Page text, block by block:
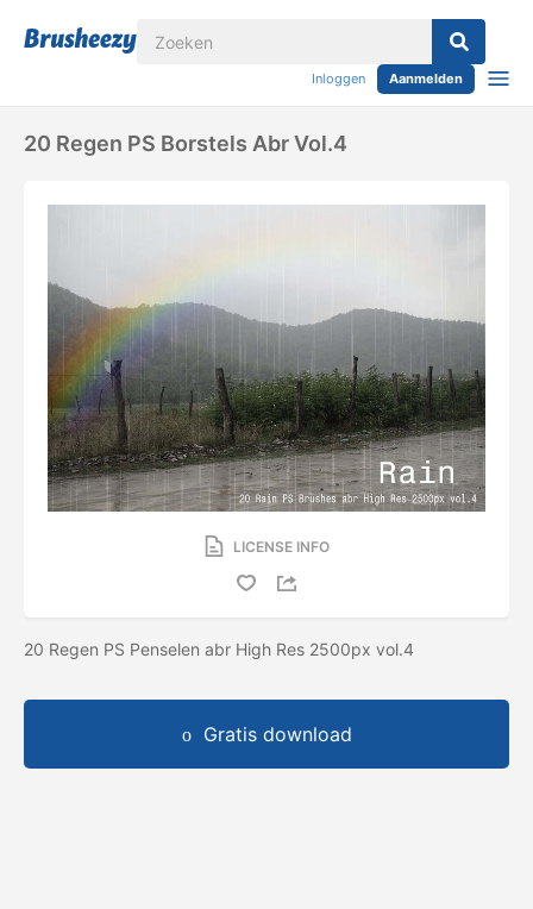
Inloggen Aanmelden
20 Regen PS Borstels Abr Vol.4
LICENSE INFO
20 Regen PS Penselen abr High Res 2500px vol.4
Gratis download